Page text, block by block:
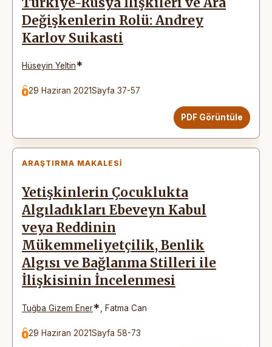
Değişkenlerin Rolü: Andrey
Karlov Suikasti
Hüseyin Yeltin*
29 Haziran 2021Sayfa 37-57
PDF Görüntüle
ARAŞTIRMA MAKALESI
Yetişkinlerin Çocuklukta
Algıladıkları Ebeveyn Kabul
veya Reddinin
Mükemmeliyetçilik, Benlik
Algısı ve Bağlanma Stilleri ile
İlişkisinin İncelenmesi
Tuğba Gizem Ener* Fatma Can
29 Haziran 2021Sayfa 58-73